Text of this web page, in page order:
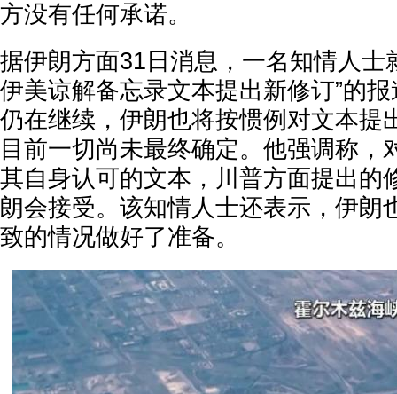
方没有任何承诺。
据伊朗方面31日消息，一名知情人士
伊美谅解备忘录文本提出新修订”的
仍在继续，伊朗也将按惯例对文本提
目前一切尚未最终确定。他强调称，
其自身认可的文本，川普方面提出的
朗会接受。该知情人士还表示，伊朗
致的情况做好了准备。